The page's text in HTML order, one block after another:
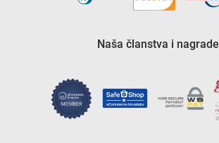
Naša članstva i nagrade